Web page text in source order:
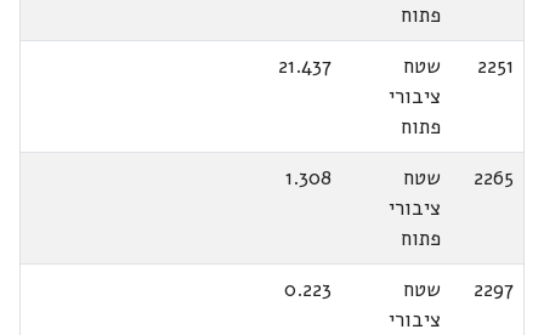
פתוח
2251
שטח
ציבורי
פתוח
21.437
2265
שטח
ציבורי
פתוח
1.308
2297
שטח
ציבורי
0.223